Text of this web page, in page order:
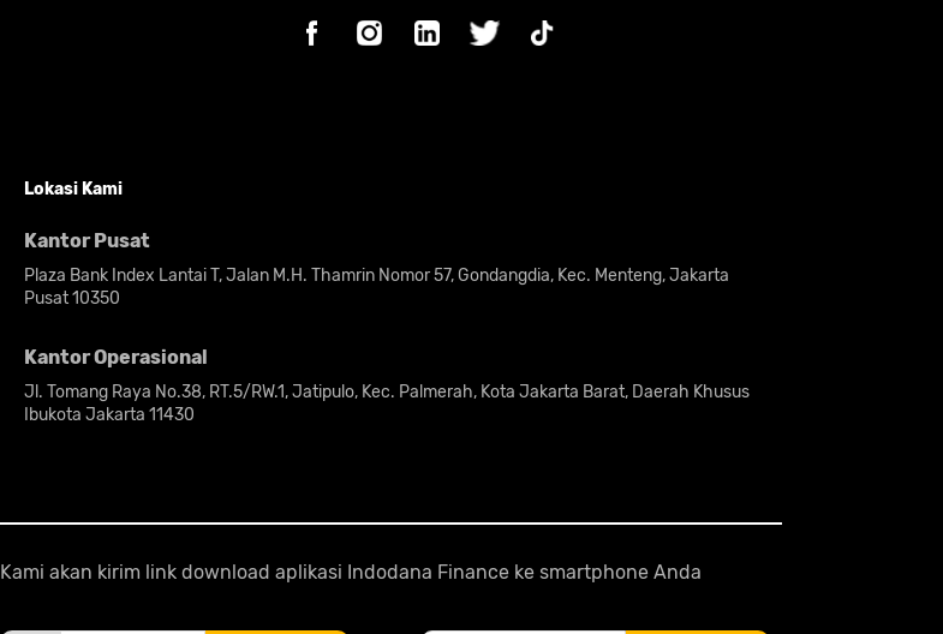
Lokasi Kami
Kantor Pusat
Plaza Bank Index Lantai T, Jalan M.H. Thamrin Nomor 57, Gondangdia, Kec. Menteng, Jakarta
Pusat 10350
Kantor Operasional
Jl. Tomang Raya No.38, RT.5/RW.1, Jatipulo, Kec. Palmerah, Kota Jakarta Barat, Daerah Khusus
Ibukota Jakarta 11430
Kami akan kirim link download aplikasi Indodana Finance ke smartphone Anda